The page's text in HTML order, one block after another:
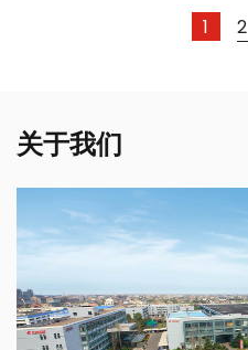
参
阅
1 2
关于我们